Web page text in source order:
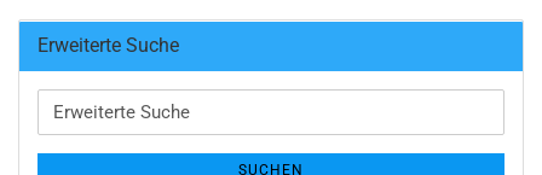
Erweiterte Suche
Erweiterte
Suche
SUCHEN